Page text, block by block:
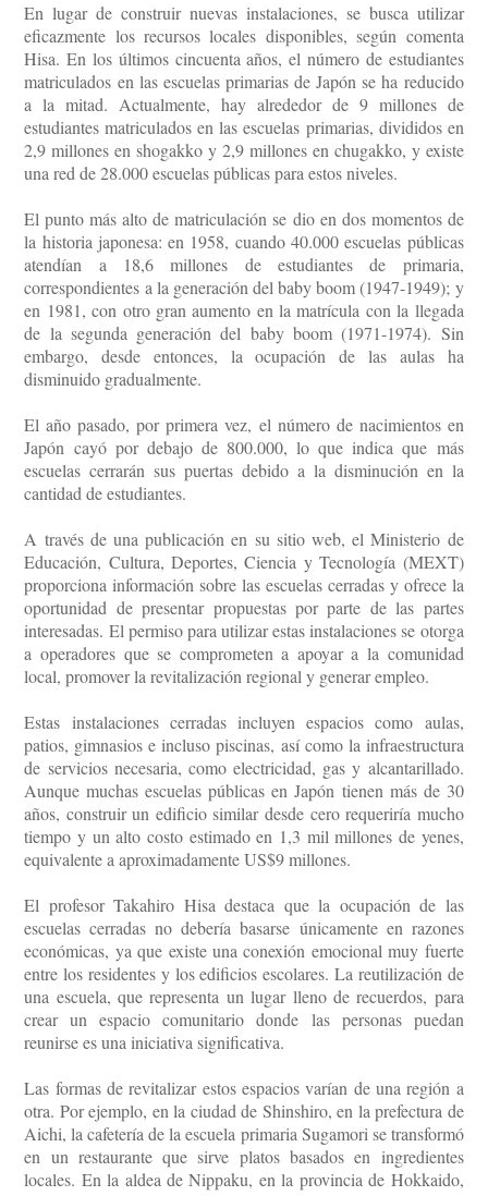
En lugar de construir nuevas instalaciones, se busca utilizar
eficazmente los recursos locales disponibles, según comenta
Hisa. En los últimos cincuenta años, el número de estudiantes
matriculados en las escuelas primarias de Japón se ha reducido
a la mitad. Actualmente, hay alrededor de 9 millones de
estudiantes matriculados en las escuelas primarias, divididos en
2,9 millones en shogakko y 2,9 millones en chugakko, y existe
una red de 28.000 escuelas públicas para estos niveles.
El punto más alto de matriculación se dio en dos momentos de
la historia japonesa: en 1958, cuando 40.000 escuelas públicas
atendían a 18,6 millones de estudiantes de primaria,
correspondientes a la generación del baby boom (1947-1949); y
en 1981, con otro gran aumento en la matrícula con la llegada
de la segunda generación del baby boom (1971-1974). Sin
embargo, desde entonces, la ocupación de las aulas ha
disminuido gradualmente.
El año pasado, por primera vez, el número de nacimientos en
Japón cayó por debajo de 800.000, lo que indica que más
escuelas cerrarán sus puertas debido a la disminución en la
cantidad de estudiantes.
A través de una publicación en su sitio web, el Ministerio de
Educación, Cultura, Deportes, Ciencia y Tecnología (MEXT)
proporciona información sobre las escuelas cerradas y ofrece la
oportunidad de presentar propuestas por parte de las partes
interesadas. El permiso para utilizar estas instalaciones se otorga
a operadores que se comprometen a apoyar a la comunidad
local, promover la revitalización regional y generar empleo.
Estas instalaciones cerradas incluyen espacios como aulas,
patios, gimnasios e incluso piscinas, así como la infraestructura
de servicios necesaria, como electricidad, gas y alcantarillado.
Aunque muchas escuelas públicas en Japón tienen más de 30
años, construir un edificio similar desde cero requeriría mucho
tiempo y un alto costo estimado en 1,3 mil millones de yenes,
equivalente a aproximadamente US$9 millones.
El profesor Takahiro Hisa destaca que la ocupación de las
escuelas cerradas no debería basarse únicamente en razones
económicas, ya que existe una conexión emocional muy fuerte
entre los residentes y los edificios escolares. La reutilización de
una escuela, que representa un lugar lleno de recuerdos, para
crear un espacio comunitario donde las personas puedan
reunirse es una iniciativa significativa.
Las formas de revitalizar estos espacios varían de una región a
otra. Por ejemplo, en la ciudad de Shinshiro, en la prefectura de
Aichi, la cafetería de la escuela primaria Sugamori se transformó
en un restaurante que sirve platos basados en ingredientes
locales. En la aldea de Nippaku, en la provincia de Hokkaido,